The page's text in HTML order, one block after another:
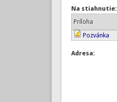
Na stiahnutie:
Príloha
Pozvánka
Adresa: